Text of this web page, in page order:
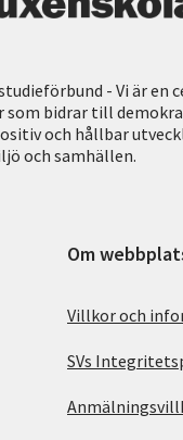
- Vi är en
som bidrar till
och hållbar
och samhällen.
Om
Villkor och
SVs